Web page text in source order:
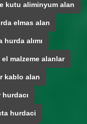
kutu aliminyum alan
elmas alan
hurda alımı
malzeme alanlar
kablo alan
hurdaci